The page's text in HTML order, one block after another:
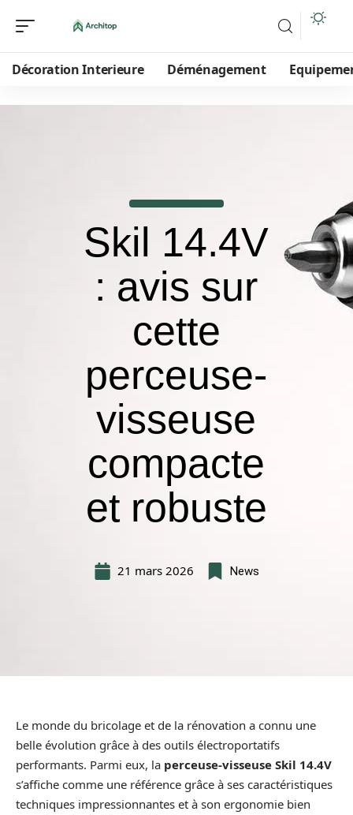
Décoration Interieure Déménagement
Skil 14.4V
: avis sur
cette
perceuse-
visseuse
compacte
et robuste
21 mars 2026 News
Le monde du bricolage et de la rénovation a connu une
belle évolution grâce à des outils électroportatifs
performants. Parmi eux, la perceuse-visseuse Skil 14.4V
s’affiche comme une référence grâce à ses caractéristiques
techniques impressionnantes et à son ergonomie bien